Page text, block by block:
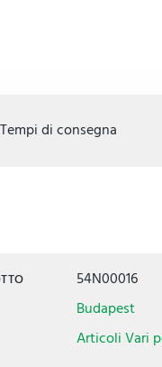
Tempi di consegna
54N00016
Budapest
Articoli Vari